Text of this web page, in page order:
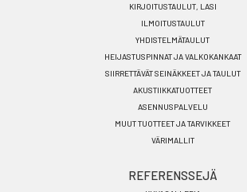
KIRJOITUSTAULUT, LASI
ILMOITUSTAULUT
YHDISTELMÄTAULUT
HEIJASTUSPINNAT JA VALKOKANKAAT
SIIRRETTÄVÄT SEINÄKKEET JA TAULUT
AKUSTIIKKATUOTTEET
ASENNUSPALVELU
MUUT TUOTTEET JA TARVIKKEET
VÄRIMALLIT
REFERENSSEJÄ